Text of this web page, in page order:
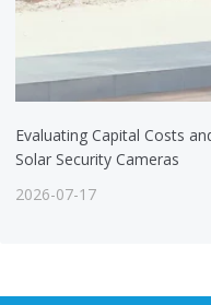
Evaluating Capital Costs
Solar Security Cameras
2026-07-17